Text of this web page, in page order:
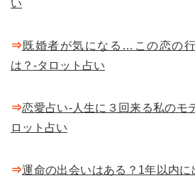
い
⇒既婚者が気になる…この恋の
は？-タロット占い
⇒恋愛占い-人生に３回来る私のモ
ロット占い
⇒運命の出会いはある？1年以内に